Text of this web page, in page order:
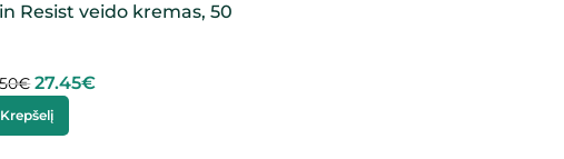
Resist veido kremas, 50
€ 27.45€